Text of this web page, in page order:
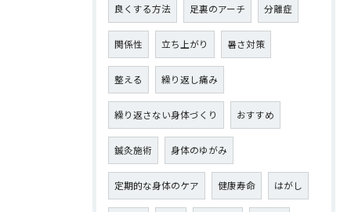
良くする方法 足裏のアーチ 分離症
関係性 立ち上がり 暑さ対策
整える 繰り返し痛み
繰り返さない身体づくり おすすめ
鍼灸施術 身体のゆがみ
定期的な身体のケア 健康寿命 はがし